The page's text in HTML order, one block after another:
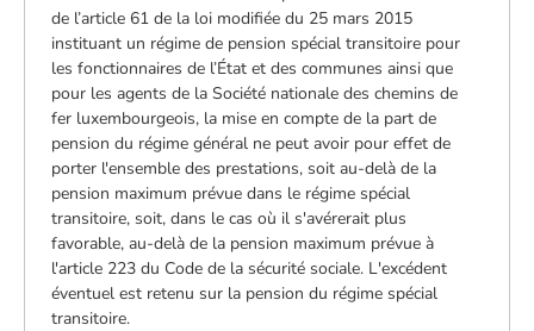
de l’article 61 de la loi modifiée du 25 mars 2015
instituant un régime de pension spécial transitoire pour
les fonctionnaires de l’État et des communes ainsi que
pour les agents de la Société nationale des chemins de
fer luxembourgeois, la mise en compte de la part de
pension du régime général ne peut avoir pour effet de
porter l'ensemble des prestations, soit au-delà de la
pension maximum prévue dans le régime spécial
transitoire, soit, dans le cas où il s'avérerait plus
favorable, au-delà de la pension maximum prévue à
l'article 223 du Code de la sécurité sociale. L'excédent
éventuel est retenu sur la pension du régime spécial
transitoire.